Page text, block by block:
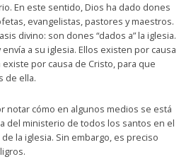
En este sentido, Dios ha dado dones
evangelistas, pastores y maestros.
divino: son dones “dados a” la iglesia.
a su iglesia. Ellos existen por causa
existe por causa de Cristo, para que
de ella.
notar cómo en algunos medios se está
del ministerio de todos los santos en el
la iglesia. Sin embargo, es preciso